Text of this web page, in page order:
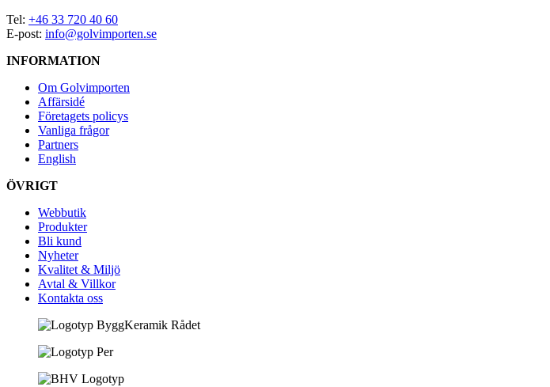
Tel: +46 33 720 40 60
E-post: info@golvimporten.se
INFORMATION
Om Golvimporten
Affärsidé
Företagets policys
Vanliga frågor
Partners
English
ÖVRIGT
Webbutik
Produkter
Bli kund
Nyheter
Kvalitet & Miljö
Avtal & Villkor
Kontakta oss